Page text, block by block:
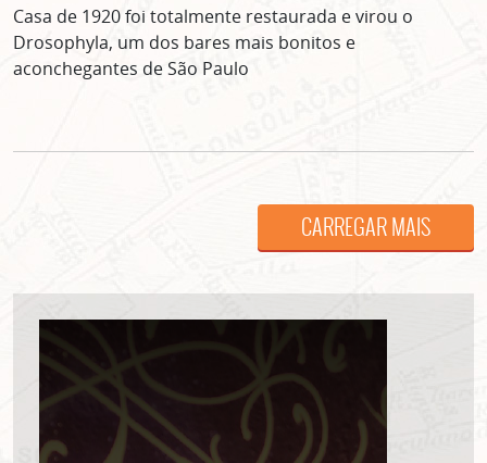
Casa de 1920 foi totalmente restaurada e virou o
Drosophyla, um dos bares mais bonitos e
aconchegantes de São Paulo
CARREGAR MAIS
ASSINE GRATUITAMENTE
NOSSA NEWSLETTER!
Clique no botão abaixo para receber notícias sobre o
centro de São Paulo no seu email.
CLIQUE AQUI